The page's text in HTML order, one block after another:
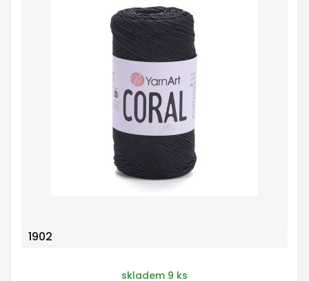
1902
skladem 9 ks